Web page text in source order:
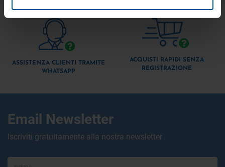
ASSISTENZA CLIENTI TRAMITE
WHATSAPP
ACQUISTI RAPIDI SENZA
REGISTRAZIONE
Email Newsletter
Iscriviti gratuitamente alla nostra newsletter